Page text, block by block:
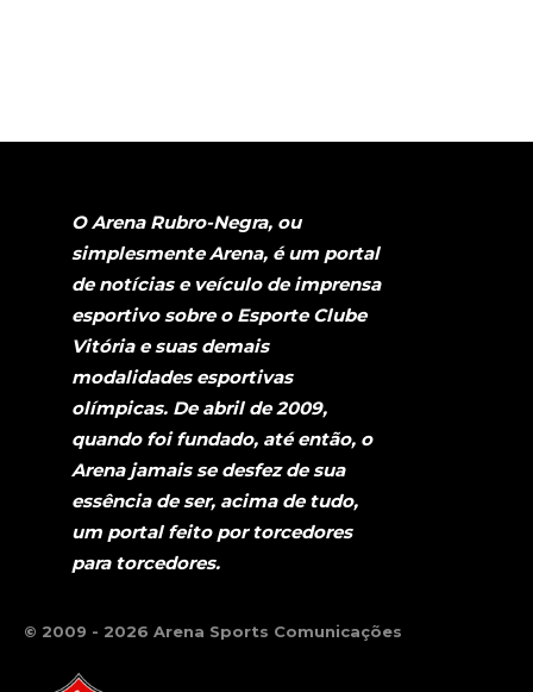
O Arena Rubro-Negra, ou
simplesmente Arena, é um portal
de notícias e veículo de imprensa
esportivo sobre o Esporte Clube
Vitória e suas demais
modalidades esportivas
olímpicas. De abril de 2009,
quando foi fundado, até então, o
Arena jamais se desfez de sua
essência de ser, acima de tudo,
um portal feito por torcedores
para torcedores.
© 2009 - 2026 Arena Sports Comunicações